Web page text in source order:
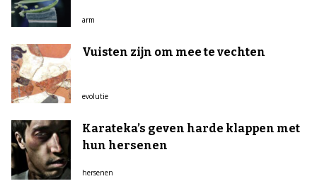
arm
Vuisten zijn om mee te vechten
evolutie
Karateka’s geven harde klappen met
hun hersenen
hersenen